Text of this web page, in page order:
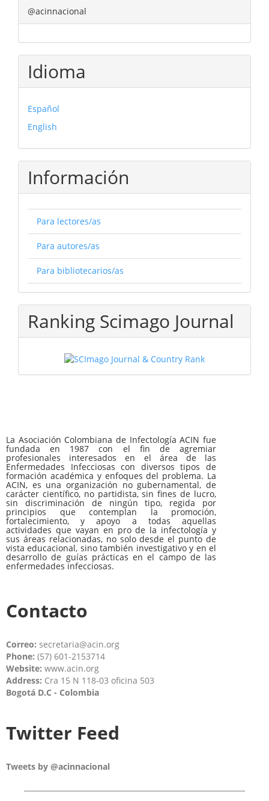
@acinnacional
Idioma
Español
English
Información
Para lectores/as
Para autores/as
Para bibliotecarios/as
Ranking Scimago Journal
La Asociación Colombiana de Infectología ACIN fue
fundada en 1987 con el fin de agremiar
profesionales interesados en el área de las
Enfermedades Infecciosas con diversos tipos de
formación académica y enfoques del problema. La
ACIN, es una organización no gubernamental, de
carácter científico, no partidista, sin fines de lucro,
sin discriminación de ningún tipo, regida por
principios que contemplan la promoción,
fortalecimiento, y apoyo a todas aquellas
actividades que vayan en pro de la infectología y
sus áreas relacionadas, no solo desde el punto de
vista educacional, sino también investigativo y en el
desarrollo de guías prácticas en el campo de las
enfermedades infecciosas.
Contacto
Correo: secretaria@acin.org
Phone: (57) 601-2153714
Website: www.acin.org
Address: Cra 15 N 118-03 oficina 503
Bogotá D.C - Colombia
Twitter Feed
Tweets by @acinnacional